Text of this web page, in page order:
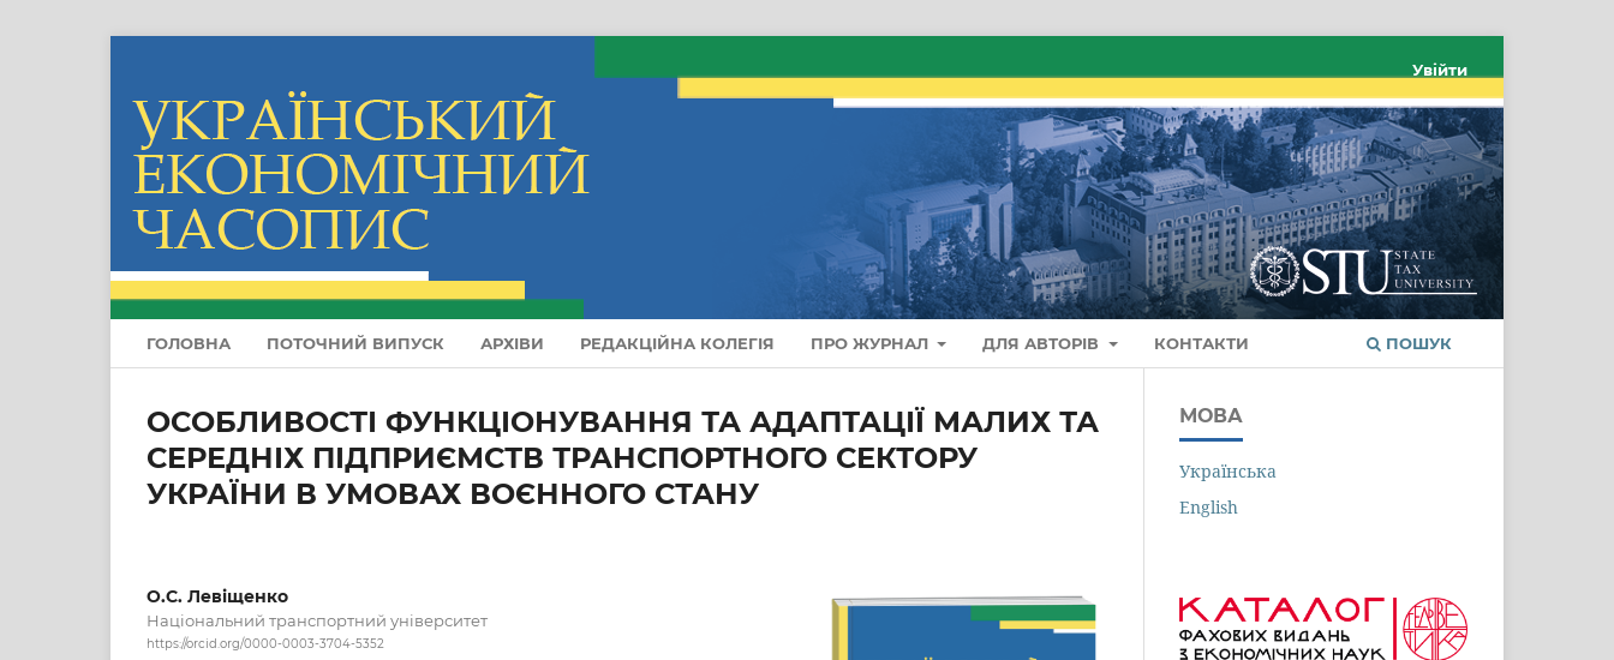
ГОЛОВНА ПОТОЧНИЙ ВИПУСК АРХІВИ РЕДАКЦІЙНА КОЛЕГІЯ ПРО ЖУРНАЛ ДЛЯ АВТОРІВ КОНТАКТИ ПОШУК
Увійти
ОСОБЛИВОСТІ ФУНКЦІОНУВАННЯ ТА АДАПТАЦІЇ МАЛИХ ТА
СЕРЕДНІХ ПІДПРИЄМСТВ ТРАНСПОРТНОГО СЕКТОРУ
УКРАЇНИ В УМОВАХ ВОЄННОГО СТАНУ
О.С. Левіщенко
Національний транспортний університет
https://orcid.org/0000-0003-3704-5352
МОВА
Українська
English